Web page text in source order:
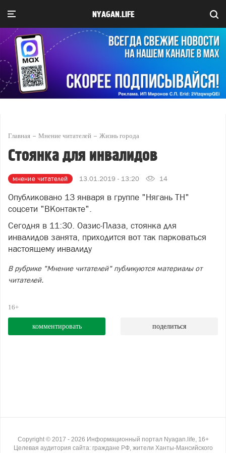
NYAGAN.LIFE
Главная Мнение читателей Жизнь города
Стоянка для инвалидов
мнение читателей 13.01.2019 - 13:20 14
Опубликовано 13 января в группе "Нягань ТН"
соцсети "ВКонтакте".
Сегодня в 11:30. Оазис-Плаза, стоянка для
инвалидов занята, приходится вот так парковаться
настоящему инвалиду
В рубрике "Мнение читателей" публикуются материалы от
читателей.
16+
комментировать поделиться
Copyright © 2017 - 2026 Информационный портал Nyagan.life, 16+
Целевая аудитория сайта: граждане РФ, жители Ханты-Мансийского